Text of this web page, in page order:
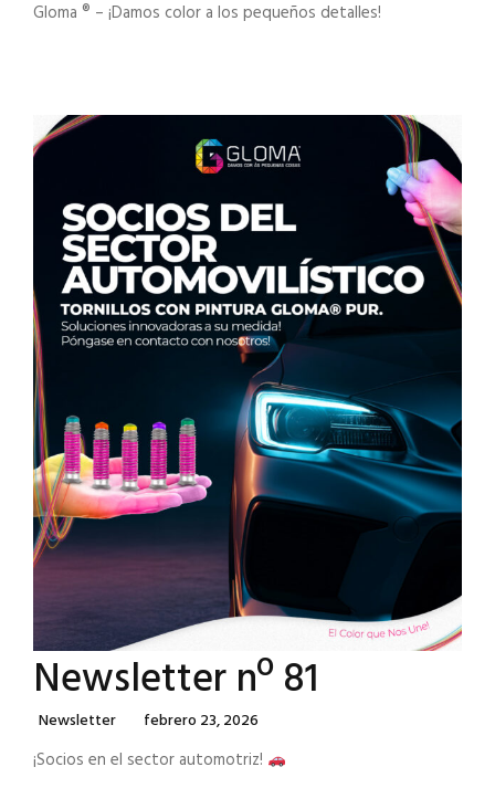
Gloma ®️ – ¡Damos color a los pequeños detalles!
Newsletter nº 81
Categories
Newsletter Posted
On
Febrero 23, 2026
¡Socios en el sector automotriz!